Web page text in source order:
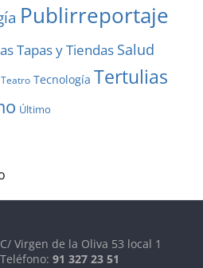
Publirreportaje
Tapas y Tiendas Salud
Teatro Tecnología Tertulias
Último
Virgen de la Oliva 53 local 1
91 327 23 51